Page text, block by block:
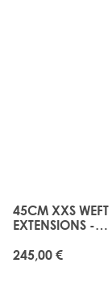
45CM XXS WEFT
EXTENSIONS -
245,00 €